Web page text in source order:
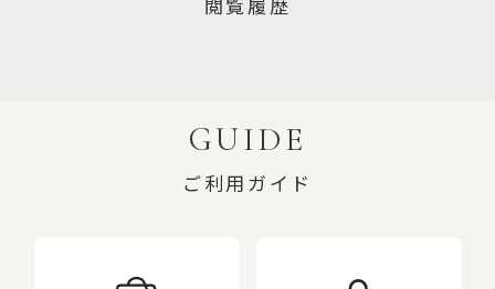
閲覧履歴
GUIDE
ご利用ガイド